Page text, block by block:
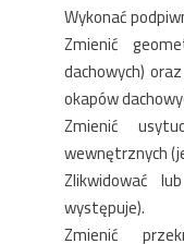
Wykonać
Zmienić
dachowych)
okapów
Zmienić
wewnętrznych
Zlikwidować
występuje).
Zmienić